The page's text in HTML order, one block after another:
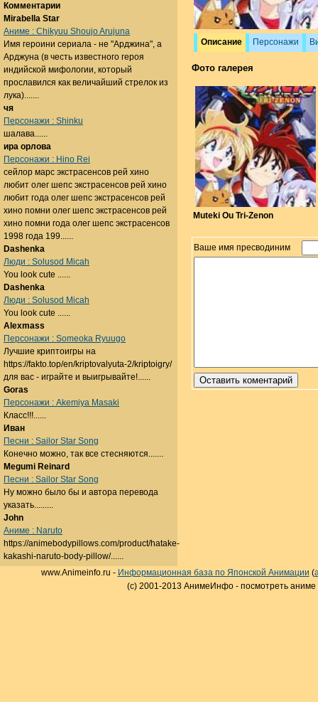
Описание Персонажи
Фото галерея
Muteki Ou Tri-Zenon
Ваше имя пресводиним
Комментарии
Mirabella Star
Аниме : Chikyuu Shoujo Arujuna
Имя героини сериала - не "Арджина", а
Арджуна (в честь известного героя
индийской мифологии, который
прославился как величайший стрелок из
лука).......
чя
Персонажи : Shinku
шалава......
ира орлова
Персонажи : Hino Rei
сейлор марс экстрасенсов рей хино
любит олег шепс экстрасенсов рей хино
любит года олег шепс экстрасенсов рей
хино помни олег шепс экстрасенсов рей
хино помни года олег шепс экстрасенсов
1998 года 199......
Dashenka
Люди : Solusod Micah
You look cute ......
Dashenka
Люди : Solusod Micah
You look cute ......
Alexmass
Персонажи : Someoka Ryuugo
Лучшие криптоигры на
https://fakto.top/en/kriptovalyuta-2/kriptoigry/
для вас - играйте и выигрывайте!......
Goras
Персонажи : Akemiya Masaki
Класс!!!......
Иван
Песни : Sailor Star Song
Конечно можно, так все стесняются.......
Megumi Reinard
Песни : Sailor Star Song
Ну можно было бы и автора перевода
указать.........
John
Аниме : Naruto
https://animebodypillows.com/product/hatake-
kakashi-naruto-body-pillow/......
www.Animeinfo.ru - Информационная база по Японской Анимации (
(c) 2001-2013 АнимеИнфо - посмотреть аниме